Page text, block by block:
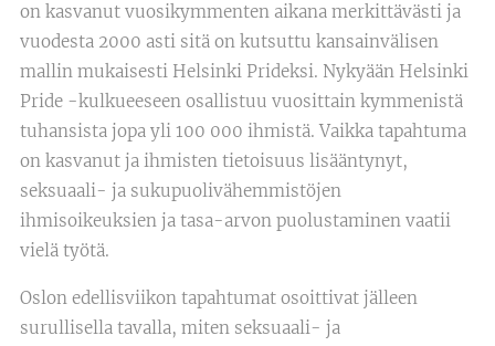
on kasvanut vuosikymmenten aikana merkittävästi ja
vuodesta 2000 asti sitä on kutsuttu kansainvälisen
mallin mukaisesti Helsinki Prideksi. Nykyään Helsinki
Pride -kulkueeseen osallistuu vuosittain kymmenistä
tuhansista jopa yli 100 000 ihmistä. Vaikka tapahtuma
on kasvanut ja ihmisten tietoisuus lisääntynyt,
seksuaali- ja sukupuolivähemmistöjen
ihmisoikeuksien ja tasa-arvon puolustaminen vaatii
vielä työtä.
Oslon edellisviikon tapahtumat osoittivat jälleen
surullisella tavalla, miten seksuaali- ja